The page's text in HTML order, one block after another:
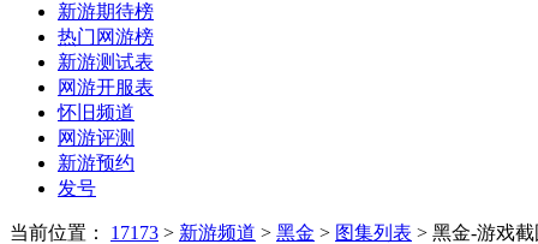
新游期待榜
热门网游榜
新游测试表
网游开服表
怀旧频道
网游评测
新游预约
发号
当前位置： 17173 > 新游频道 > 黑金 > 图集列表 > 黑金-游戏截